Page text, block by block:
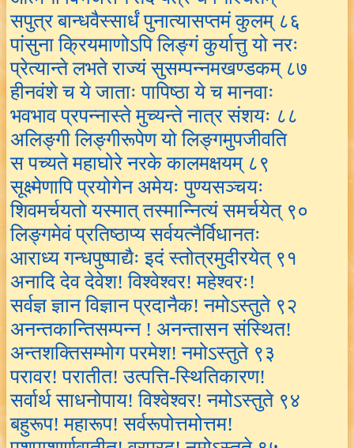
सपुत्र बान्धवैस्सार्धं पुनात्यासप्तमं कुलम् ८६
पांसुना क्रियमाणोऽपि लिङ्गं कुर्यात्तु यो नरः
प्रेत्यान्ते लभते राज्यं सुसम्पन्नमखण्डकम् ८७
हीनवंशे च ये जाताः पापिष्ठा ये च मानवाः
भवभाव प्रपन्नास्ते मुच्यन्ते नात्र संशयः ८८
अलिङ्गी लिङ्गीरूपेण यो लिङ्गमुपजीवति
स पच्यते महाघोरे नरके कालमक्षयम् ८९
सूक्ष्मेणापि प्रयोगेन अमेयः पुण्यसञ्चयः
शिवमर्चयतो यस्मात् तस्मान्नित्यं समर्चयेत् ९०
लिङ्गमेवं प्रतिष्ठाप्य सर्वयत्नैर्विधानतः
आराध्य गन्धपुष्पाद्यैः इदं स्तोत्रमुदीरयेत् ९१
अनादि देव देवेश! विश्वेश्वर! महेश्वरः!
सर्वज्ञ ज्ञान विज्ञान प्रदानैक! नमोऽस्तुते ९२
अनन्तकान्तिसम्पन्न ! अनन्तासन संस्थित!
अन्तशक्तिसम्भोग परमेश! नमोऽस्तुते ९३
परावर! परातीत! उत्पत्ति-स्थितिकारण!
सर्वार्थ साधनोपाय! विश्वेश्वर! नमोऽस्तुते ९४
बहुरूप! महारूप! सर्वरूपोत्तमोत्तम!